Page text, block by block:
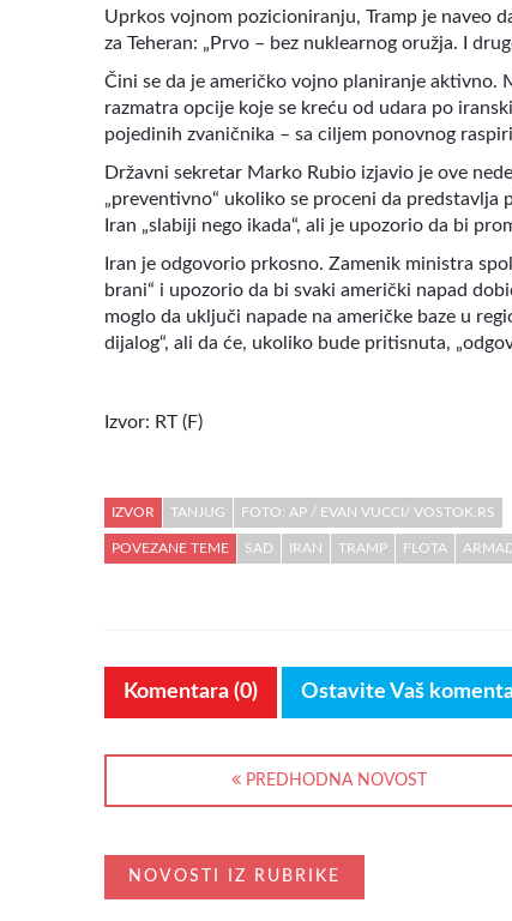
Uprkos vojnom pozicioniranju, Tramp je naveo
za Teheran: „Prvo – bez nuklearnog oružja. I
Čini se da je američko vojno planiranje aktivno.
razmatra opcije koje se kreću od udara po
pojedinih zvaničnika – sa ciljem ponovnog
Državni sekretar Marko Rubio izjavio je ove
„preventivno“ ukoliko se proceni da
Iran „slabiji nego ikada“, ali je upozorio da bi
Iran je odgovorio prkosno. Zamenik ministra
brani“ i upozorio da bi svaki američki napad
moglo da uključi napade na američke baze u
dijalog“, ali da će, ukoliko bude pritisnuta,
Izvor: RT (F)
IZVOR TANJUG FOTO: AP / EVAN VUCCI/ VOSTOK.RS
POVEZANE TEME SAD IRAN TRAMP FLOTA
Komentara (0) Ostavite Vaš
PREDHODNA NOVOST
NOVOSTI IZ RUBRIKE